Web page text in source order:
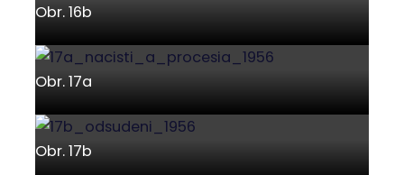
Obr. 16b
Obr. 17a
Obr. 17b